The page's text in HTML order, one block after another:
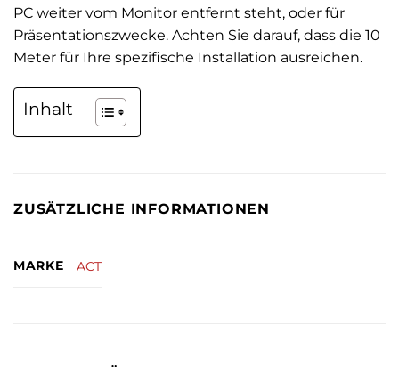
PC weiter vom Monitor entfernt steht, oder für
Präsentationszwecke. Achten Sie darauf, dass die 10
Meter für Ihre spezifische Installation ausreichen.
Inhalt
ZUSÄTZLICHE INFORMATIONEN
MARKE ACT